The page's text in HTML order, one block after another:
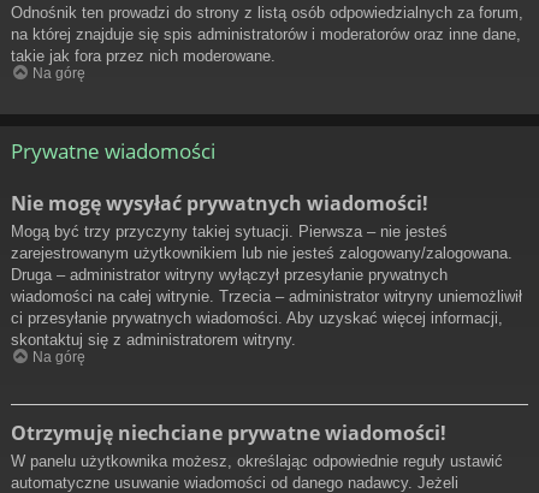
Odnośnik ten prowadzi do strony z listą osób odpowiedzialnych za forum,
na której znajduje się spis administratorów i moderatorów oraz inne dane,
takie jak fora przez nich moderowane.
Na górę
Prywatne wiadomości
Nie mogę wysyłać prywatnych wiadomości!
Mogą być trzy przyczyny takiej sytuacji. Pierwsza – nie jesteś
zarejestrowanym użytkownikiem lub nie jesteś zalogowany/zalogowana.
Druga – administrator witryny wyłączył przesyłanie prywatnych
wiadomości na całej witrynie. Trzecia – administrator witryny uniemożliwił
ci przesyłanie prywatnych wiadomości. Aby uzyskać więcej informacji,
skontaktuj się z administratorem witryny.
Na górę
Otrzymuję niechciane prywatne wiadomości!
W panelu użytkownika możesz, określając odpowiednie reguły ustawić
automatyczne usuwanie wiadomości od danego nadawcy. Jeżeli